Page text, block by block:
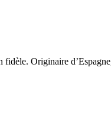
Originaire